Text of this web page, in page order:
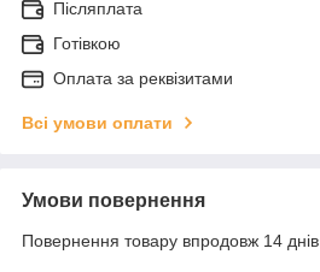
Післяплата
Готівкою
Оплата за реквізитами
Всі умови оплати
Умови повернення
Повернення товару впродовж 14